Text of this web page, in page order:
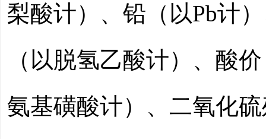
梨酸计）、铅（以Pb计
（以脱氢乙酸计）、酸
氨基磺酸计）、二氧化